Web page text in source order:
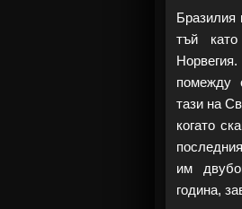
Бразилия
тъй
помежду
тази на
когато
им
година,